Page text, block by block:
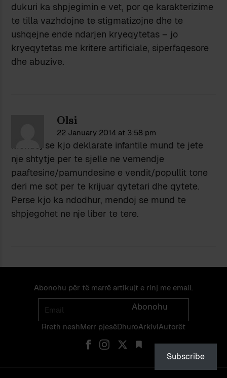
dukuri ka shpjegimin e vet, por qe karakterizime
te tilla vazhdojne te stigmatizojne dhe te
ushqejne ende ndarjen kryeqytetas – jo
kryeqytetas me kritere artificiale, siperfaqesore
dhe abuzive.
Olsi
22 January 2014 at 3:58 pm
Mendoj se kjo deklarate infantile mund te jete
nje shtytje per te sjelle ne vemendje
paaftesine/pamundesine e vendit/popullit tone
deri me sot per te krijuar qytetari dhe qytete.
Perse kjo ka ndodhur, mendoj se mund te
shpjegohet ne nje liber te tere.
Abonohu për të marrë artikujt e rinj me email.
Email
Abonohu
Rreth neshMerr pjes​​ë​DhuroArkiviAutorët
Subscribe